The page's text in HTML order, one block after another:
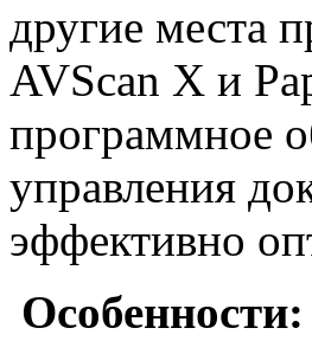
другие места
AVScan X и
программное
управления
эффективно
Особенности: